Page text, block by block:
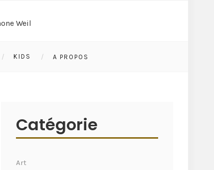
KIDS A PROPOS
Catégorie
Art